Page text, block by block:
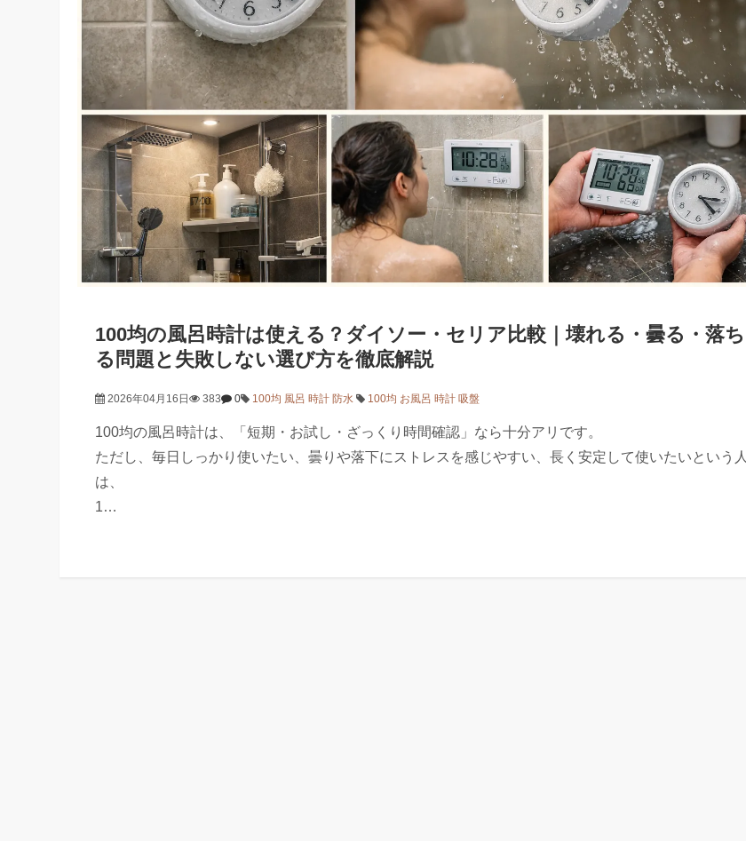
100均の風呂時計は使える？ダイソー・セリア比較｜壊れる・曇る・落ち
る問題と失敗しない選び方を徹底解説
2026年04月16日 383 0 100均 風呂 時計 防水 100均 お風呂 時計 吸盤
100均の風呂時計は、「短期・お試し・ざっくり時間確認」なら十分アリです。
ただし、毎日しっかり使いたい、曇りや落下にストレスを感じやすい、長く安定して使いたいという人
は、
1…